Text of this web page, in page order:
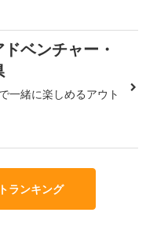
ベンチャー・
一緒に楽しめるアウト
ランキング